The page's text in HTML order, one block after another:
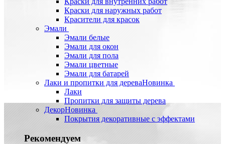
Краски для наружных работ
Красители для красок
Эмали
Эмали белые
Эмали для окон
Эмали для пола
Эмали цветные
Эмали для батарей
Лаки и пропитки для дереваНовинка
Лаки
Пропитки для защиты дерева
ДекорНовинка
Покрытия декоративные с эффектами
Рекомендуем